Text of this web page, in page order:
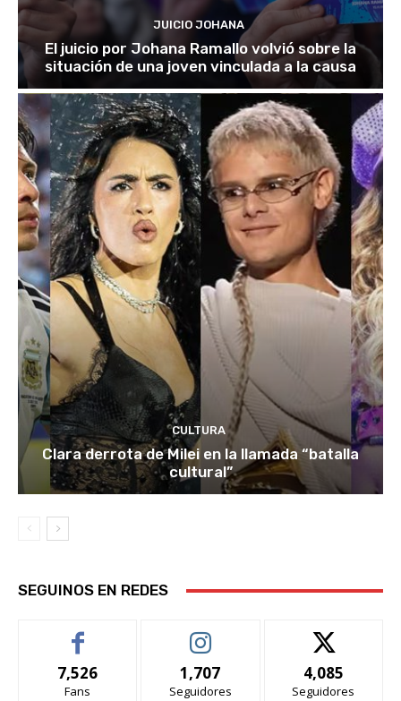
JUICIO JOHANA
El juicio por Johana Ramallo volvió sobre la
situación de una joven vinculada a la causa
CULTURA
Clara derrota de Milei en la llamada “batalla
cultural”
SEGUINOS EN REDES
7,526
Fans
1,707
Seguidores
4,085
Seguidores